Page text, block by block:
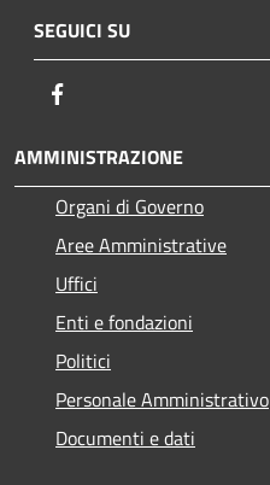
SEGUICI SU
AMMINISTRAZIONE
Organi di Governo
Aree Amministrative
Uffici
Enti e fondazioni
Politici
Personale Amministrativo
Documenti e dati